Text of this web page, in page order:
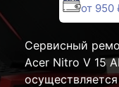
от 950
Сервисный
Acer Nitro V 15